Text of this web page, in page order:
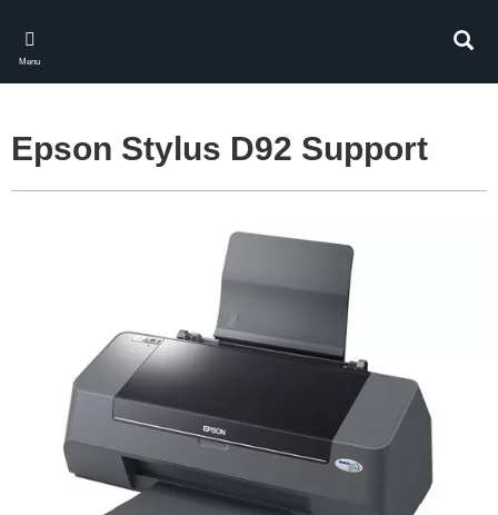
main
content
Menu
Epson Stylus D92 Support